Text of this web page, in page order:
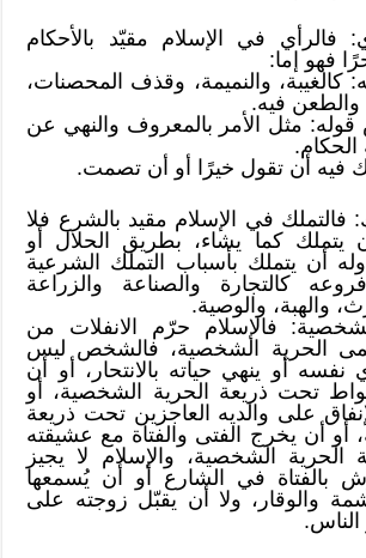
فالرأي في الإسلام مقيّد بالأحكام
فهو إما:
كالغيبة، والنميمة، وقذف المحصنات،
والطعن فيه.
مثل الأمر بالمعروف والنهي عن
الحكام.
فيه أن تقول خيرًا أو أن تصمت.
فالتملك في الإسلام مقيد بالشرع فلا
يتملك كما يشاء، بطريق الحلال أو
أن يتملك بأسباب التملك الشرعية
كالتجارة والصناعة والزراعة
والهبة، والوصية.
فالإسلام حرّم الانفلات من
الحرية الشخصية، فالشخص ليس
أو ينهي حياته بالانتحار، أو أن
تحت ذريعة الحرية الشخصية، أو
على والديه العاجزين تحت ذريعة
أو أن يخرج الفتى والفتاة مع عشيقته
الشخصية، والإسلام لا يجيز
بالفتاة في الشارع أو أن يُسمعها
والوقار، ولا أن يقبّل زوجته على